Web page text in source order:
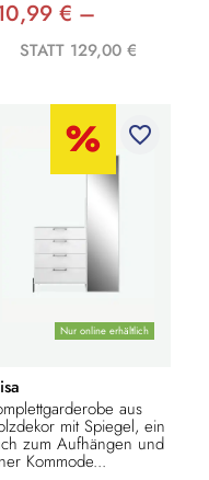
€ –
STATT 129,00 €
Nur online erhältlich
favorite_border
aus
mit Spiegel, ein
zum Aufhängen und
Kommode...